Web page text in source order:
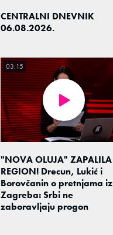
CENTRALNI DNEVNIK
06.08.2026.
"NOVA OLUJA" ZAPALILA
REGION! Drecun, Lukić i
Borovčanin o pretnjama iz
Zagreba: Srbi ne
zaboravljaju progon
03:15